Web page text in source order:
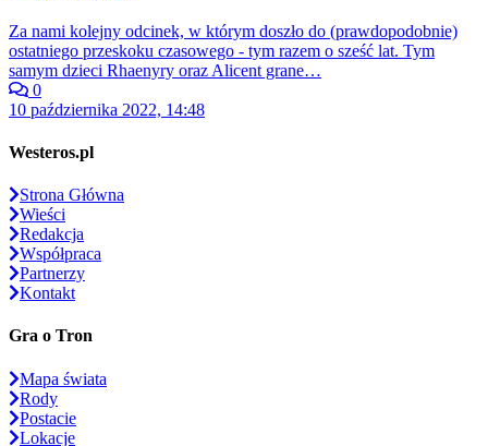
Za nami kolejny odcinek, w którym doszło do (prawdopodobnie)
ostatniego przeskoku czasowego - tym razem o sześć lat. Tym
samym dzieci Rhaenyry oraz Alicent grane…
0
10 października 2022, 14:48
Westeros.pl
Strona Główna
Wieści
Redakcja
Współpraca
Partnerzy
Kontakt
Gra o Tron
Mapa świata
Rody
Postacie
Lokacje